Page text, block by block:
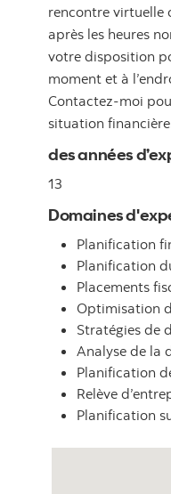
rencontre virtuelle
après les heures
votre disposition
moment et à
Contactez-moi
situation
des années
13
Domaines
Planification
Planification
Placements
Optimisation
Stratégies de
Analyse de la
Planification
Relève
Planification